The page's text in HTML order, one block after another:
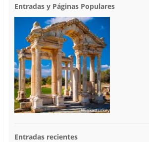
Entradas y Páginas Populares
Entradas recientes